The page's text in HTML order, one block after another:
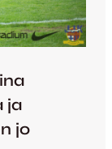
ja
jo